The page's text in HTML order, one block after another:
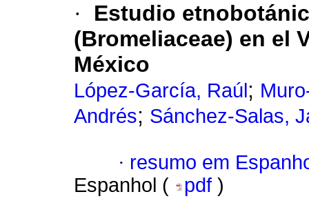
·
Estudio
(Bromeliaceae) en el
México
López-García, Raúl ;
Andrés; Sánchez-Salas,
· resumo em
Espanhol (
pdf )